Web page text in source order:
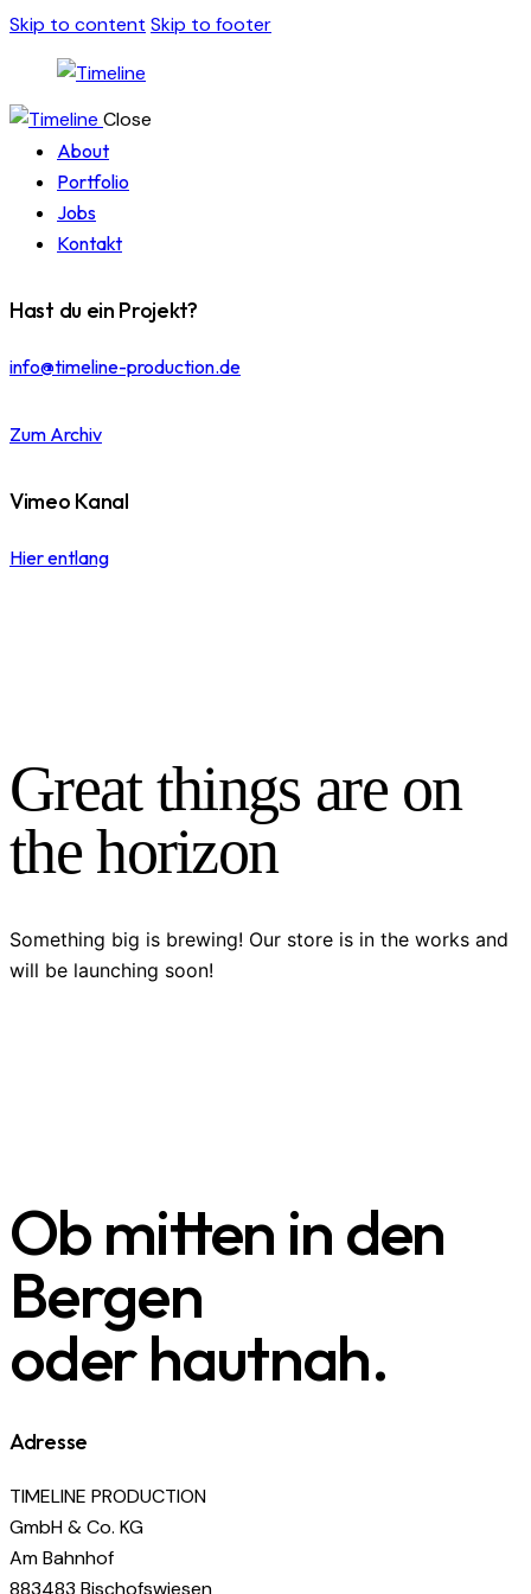
Skip to content Skip to footer
Close
About
Portfolio
Jobs
Kontakt
Hast du ein Projekt?
info@timeline-production.de
Zum Archiv
Vimeo Kanal
Hier entlang
Great things are on
the horizon
Something big is brewing! Our store is in the works and
will be launching soon!
Ob mitten in den
Bergen
oder hautnah.
Adresse
TIMELINE PRODUCTION
GmbH & Co. KG
Am Bahnhof
883483 Bischofswiesen